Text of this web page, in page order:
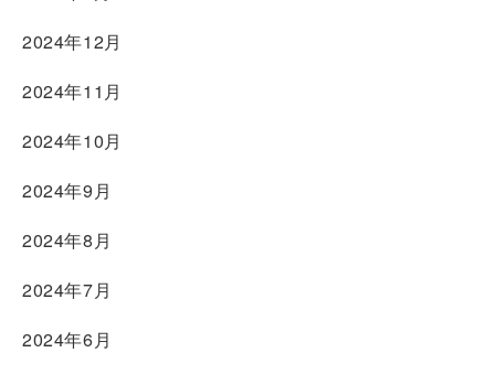
2024年12月
2024年11月
2024年10月
2024年9月
2024年8月
2024年7月
2024年6月